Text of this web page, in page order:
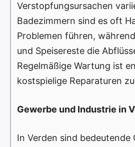
Verstopfungsursachen
Badezimmern sind es oft
Problemen führen,
und Speisereste die
Regelmäßige Wartung ist
kostspielige Reparaturen
Gewerbe und Industrie in
In Verden sind bedeutende